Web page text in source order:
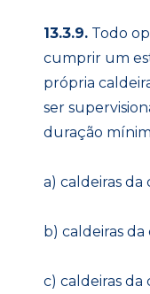
13.3.9.Todo
cumprir um
própria
ser
duração
a) caldeiras da
b) caldeiras da
c) caldeiras da